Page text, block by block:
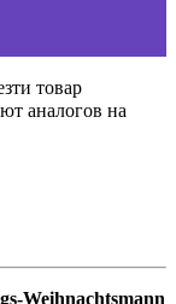
товар
аналогов на
Weihnachtsmann